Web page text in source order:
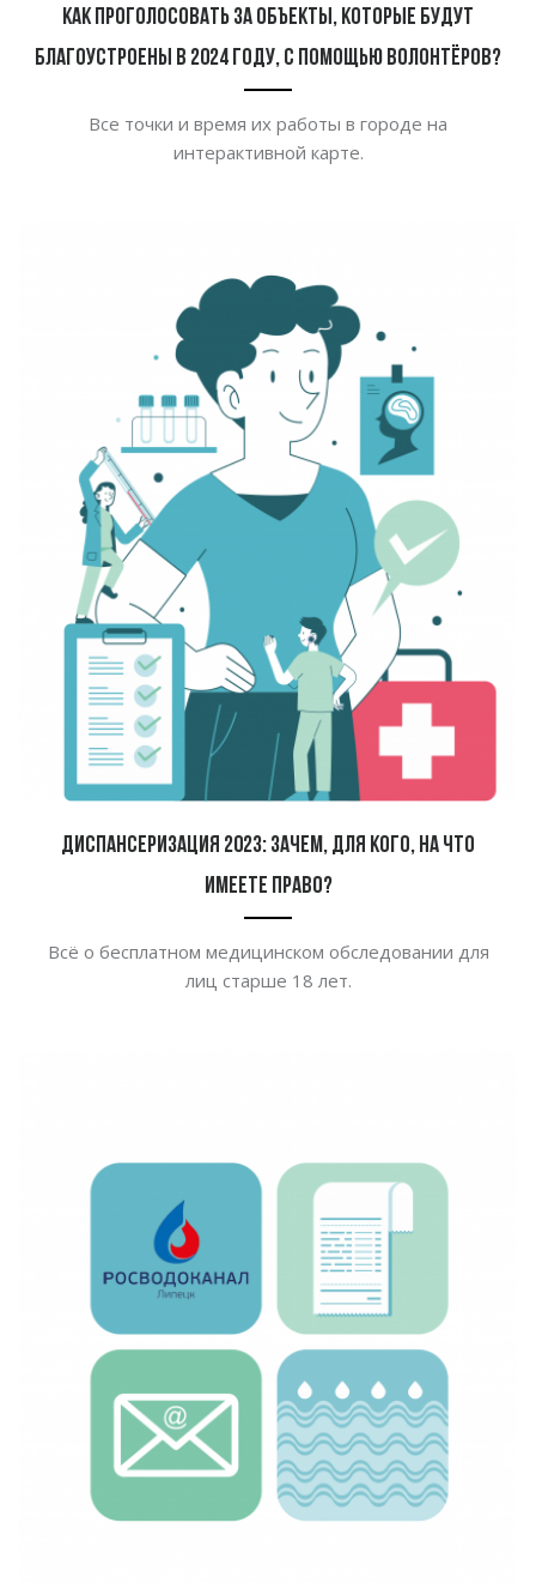
Как проголосовать за объекты, которые будут
благоустроены в 2024 году, с помощью волонтёров?
Все точки и время их работы в городе на
интерактивной карте.
Диспансеризация 2023: зачем, для кого, на что
имеете право?
Всё о бесплатном медицинском обследовании для
лиц старше 18 лет.